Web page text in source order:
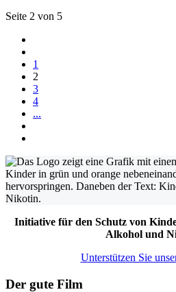
Seite 2 von 5
1
2
3
4
...
Initiative für den Schutz von
Alkohol und
Unterstützen Sie
Der gute Film